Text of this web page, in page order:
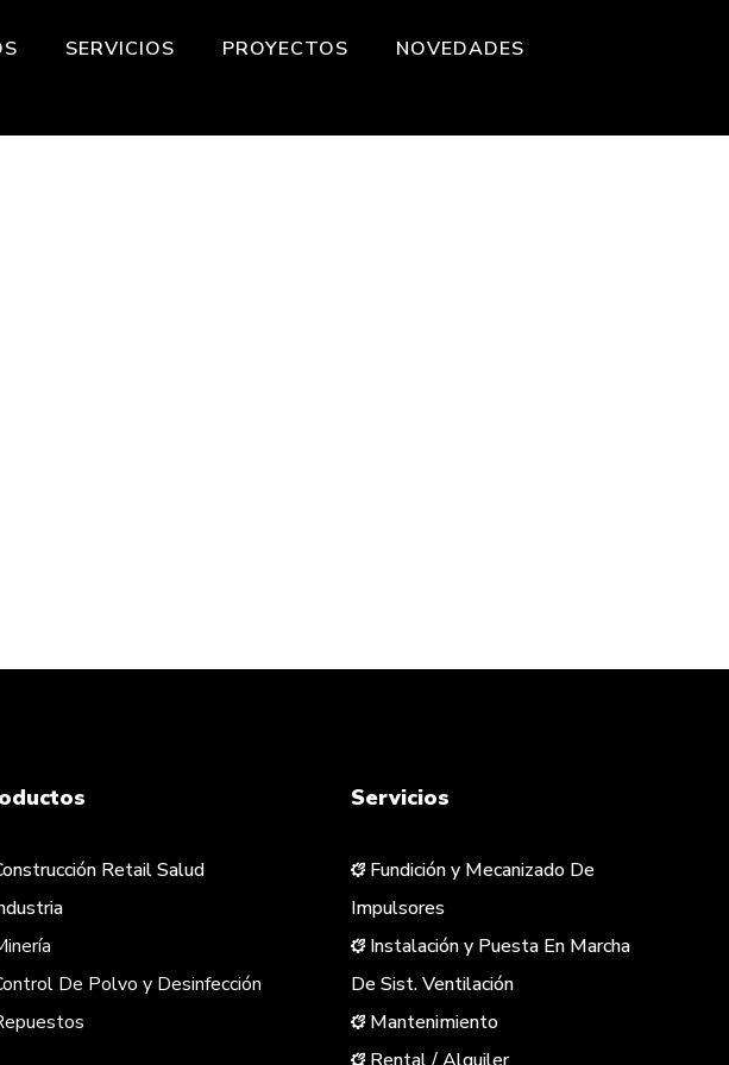
SERVICIOS PROYECTOS
NOVEDADES
Retail Salud
De Polvo y Desinfección
Servicios
Fundición y Mecanizado De
Impulsores
Instalación y Puesta En Marcha
De Sist. Ventilación
Mantenimiento